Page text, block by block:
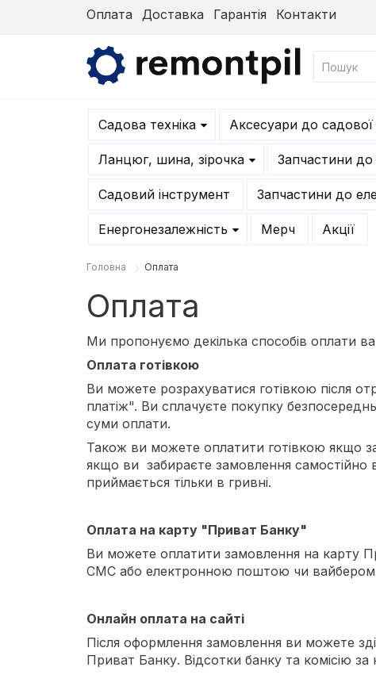
Оплата Доставка Гарантія Контакти
Садова техніка Аксесуари до садової
Ланцюг, шина, зірочка Запчастини
Садовий інструмент Запчастини до
Енергонезалежність Мерч Акції
Головна Оплата
Оплата
Ми пропонуємо декілька способів оплати
Оплата готівкою
Ви можете розрахуватися готівкою після
платіж". Ви сплачуєте покупку
суми оплати.
Також ви можете оплатити готівкою якщо
якщо ви забираєте замовлення
приймається тільки в гривні.
Оплата на карту "Приват Банку"
Ви можете оплатити замовлення на карту
СМС або електронною поштою чи вайбером.
Онлайн оплата на сайті
Після оформлення замовлення ви можете
Приват Банку. Відсотки банку та комісію